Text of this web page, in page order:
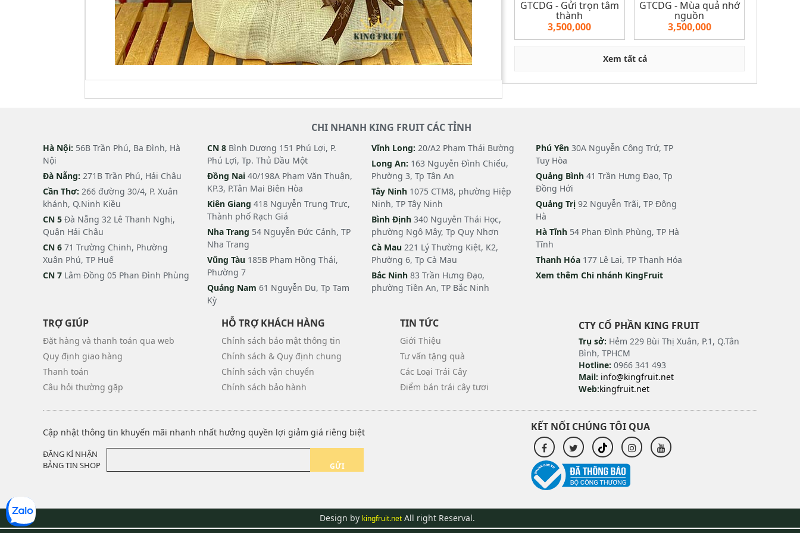
GTCDG - Gửi trọn tâm
thành
3,500,000
GTCDG - Mùa quả nhớ
nguồn
3,500,000
Xem tất cả
CHI NHANH KING FRUIT CÁC TỈNH
Hà Nội: 56B Trần Phú, Ba Đình, Hà
Nội
Đà Nẵng: 271B Trần Phú, Hải Châu
Cần Thơ: 266 đường 30/4, P. Xuân
khánh, Q.Ninh Kiều
CN 5 Đà Nẵng 32 Lê Thanh Nghị,
Quận Hải Châu
CN 6 71 Trường Chinh, Phường
Xuân Phú, TP Huế
CN 7 Lâm Đồng 05 Phan Đình Phùng
CN 8 Bình Dương 151 Phú Lợi, P.
Phú Lợi, Tp. Thủ Dầu Một
Đồng Nai 40/198A Phạm Văn Thuận,
KP.3, P.Tân Mai Biên Hòa
Kiên Giang 418 Nguyễn Trung Trực,
Thành phố Rạch Giá
Nha Trang 54 Nguyễn Đức Cảnh, TP
Nha Trang
Vũng Tàu 185B Phạm Hồng Thái,
Phường 7
Quảng Nam 61 Nguyễn Du, Tp Tam
Kỳ
Vĩnh Long: 20/A2 Phạm Thái Bường
Long An: 163 Nguyễn Đình Chiểu,
Phường 3, Tp Tân An
Tây Ninh 1075 CTM8, phường Hiệp
Ninh, TP Tây Ninh
Bình Định 340 Nguyễn Thái Học,
phường Ngô Mây, Tp Quy Nhơn
Cà Mau 221 Lý Thường Kiệt, K2,
Phường 6, Tp Cà Mau
Bắc Ninh 83 Trần Hưng Đạo,
phường Tiền An, TP Bắc Ninh
Phú Yên 30A Nguyễn Công Trứ, TP
Tuy Hòa
Quảng Bình 41 Trần Hưng Đạo, Tp
Đồng Hới
Quảng Trị 92 Nguyễn Trãi, TP Đông
Hà
Hà Tĩnh 54 Phan Đình Phùng, TP Hà
Tĩnh
Thanh Hóa 177 Lê Lai, TP Thanh Hóa
Xem thêm Chi nhánh KingFruit
TRỢ GIÚP
Đặt hàng và thanh toán qua web
Quy định giao hàng
Thanh toán
Câu hỏi thường gặp
HỖ TRỢ KHÁCH HÀNG
Chính sách bảo mật thông tin
Chính sách & Quy định chung
Chính sách vận chuyển
Chính sách bảo hành
TIN TỨC
Giới Thiệu
Tư vấn tặng quà
Các Loại Trái Cây
Điểm bán trái cây tươi
CTY CỔ PHẦN KING FRUIT
Trụ sở: Hẻm 229 Bùi Thị Xuân, P.1, Q.Tân
Bình, TPHCM
Hotline: 0966 341 493
Mail: info@kingfruit.net
Web:kingfruit.net
Cập nhật thông tin khuyến mãi nhanh nhất hưởng quyền lợi giảm giá riêng biệt
ĐĂNG KÍ NHẬN
BẢNG TIN SHOP
GỬI
KẾT NỐI CHÚNG TÔI QUA
Design by kingfruit.netAll right Reserval.